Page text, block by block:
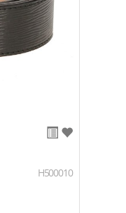
H500010